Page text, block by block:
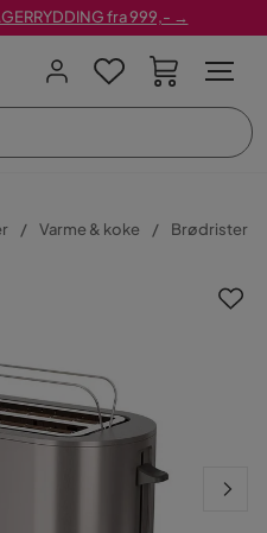
fra 999,- →
Varme & koke Brødrister